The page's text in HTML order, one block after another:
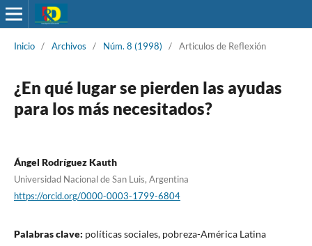
Inicio / Archivos / Núm. 8 (1998) / Articulos de Reflexión
¿En qué lugar se pierden las ayudas
para los más necesitados?
Ángel Rodríguez Kauth
Universidad Nacional de San Luis, Argentina
https://orcid.org/0000-0003-1799-6804
Palabras clave: políticas sociales, pobreza-América Latina